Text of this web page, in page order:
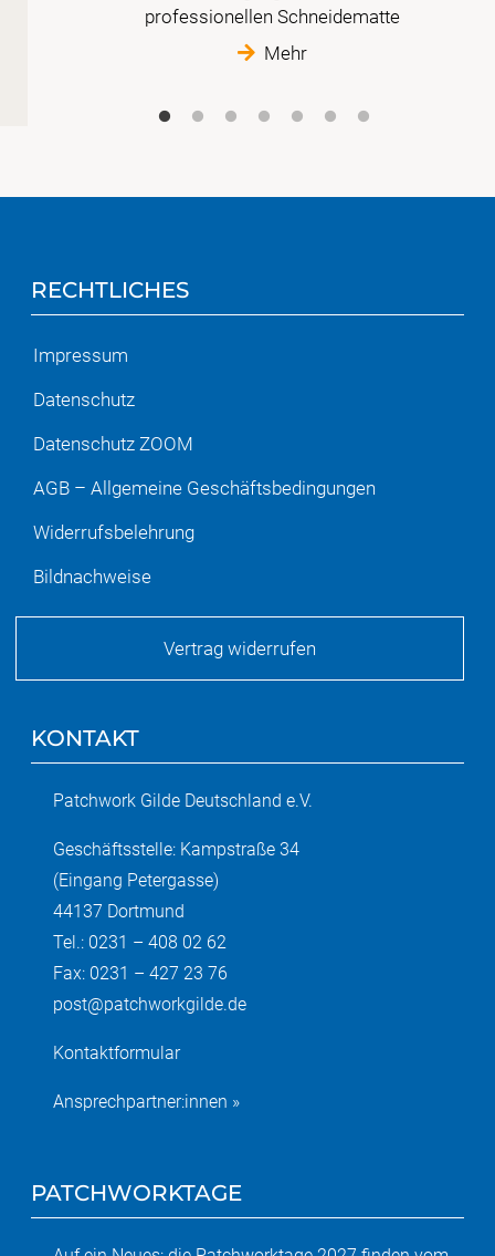
professionellen Schneidematte
Mehr
RECHTLICHES
Impressum
Datenschutz
Datenschutz ZOOM
AGB – Allgemeine Geschäftsbedingungen
Widerrufsbelehrung
Bildnachweise
Vertrag widerrufen
KONTAKT
Patchwork Gilde Deutschland e.V.
Geschäftsstelle: Kampstraße 34
(Eingang Petergasse)
44137 Dortmund
Tel.: 0231 – 408 02 62
Fax: 0231 – 427 23 76
post@patchworkgilde.de
Kontaktformular
Ansprechpartner:innen »
PATCHWORKTAGE